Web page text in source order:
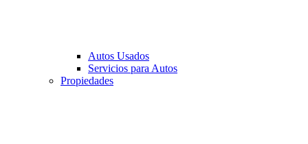
Autos Usados
Servicios para Autos
Propiedades